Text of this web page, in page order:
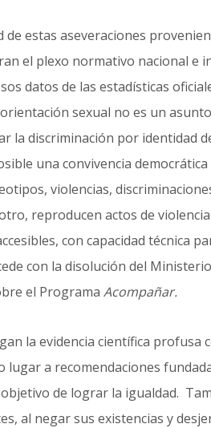
de estas aseveraciones
el plexo normativo nacional e
datos de las estadísticas
sexual no es un
la discriminación por identidad
una convivencia
violencias,
reproducen actos de
con capacidad técnica
con la disolución del
el Programa Acompañar.
la evidencia científica
lugar a recomendaciones
de lograr la igualdad.
al negar sus existencias y